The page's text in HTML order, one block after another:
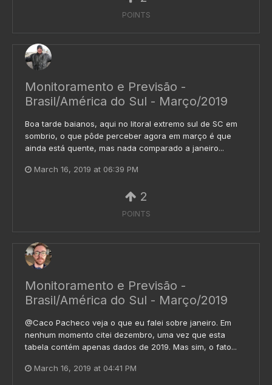
POINTS
Monitoramento e Previsão -
Brasil/América do Sul - Março/2019
Boa tarde baianos, aqui no litoral extremo sul de SC em
sombrio, o que pôde perceber agora em março é que
ainda está quente, mas nada comparado a janeiro...
March 16, 2019 at 06:39 PM
2
POINTS
Monitoramento e Previsão -
Brasil/América do Sul - Março/2019
@Caco Pacheco veja o que eu falei sobre janeiro. Em
nenhum momento citei dezembro, uma vez que esta
tabela contém apenas dados de 2019. Mas sim, o fato...
March 16, 2019 at 04:41 PM